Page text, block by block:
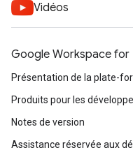
Vidéos
Google Workspace for
Présentation de la plate-
Produits pour les
Notes de version
Assistance réservée aux